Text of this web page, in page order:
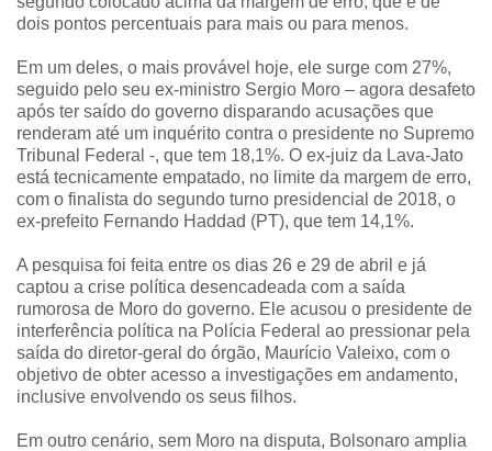
dois pontos percentuais para mais ou para menos.
Em um deles, o mais provável hoje, ele surge com 27%,
seguido pelo seu ex-ministro Sergio Moro – agora desafeto
após ter saído do governo disparando acusações que
renderam até um inquérito contra o presidente no Supremo
Tribunal Federal -, que tem 18,1%. O ex-juiz da Lava-Jato
está tecnicamente empatado, no limite da margem de erro,
com o finalista do segundo turno presidencial de 2018, o
ex-prefeito Fernando Haddad (PT), que tem 14,1%.
A pesquisa foi feita entre os dias 26 e 29 de abril e já
captou a crise política desencadeada com a saída
rumorosa de Moro do governo. Ele acusou o presidente de
interferência política na Polícia Federal ao pressionar pela
saída do diretor-geral do órgão, Maurício Valeixo, com o
objetivo de obter acesso a investigações em andamento,
inclusive envolvendo os seus filhos.
Em outro cenário, sem Moro na disputa, Bolsonaro amplia